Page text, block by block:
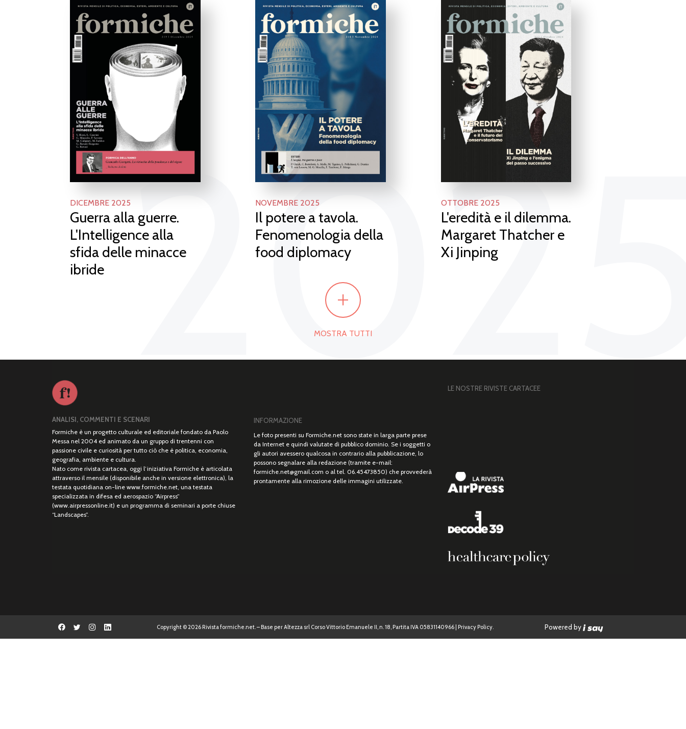
DICEMBRE 2025
Guerra alla guerre.
L'Intelligence alla
sfida delle minacce
ibride
NOVEMBRE 2025
Il potere a tavola.
Fenomenologia della
food diplomacy
OTTOBRE 2025
L'eredità e il dilemma.
Margaret Thatcher e
Xi Jinping
+
MOSTRA TUTTI
ANALISI, COMMENTI E SCENARI
Formiche è un progetto culturale ed editoriale fondato da Paolo
Messa nel 2004 ed animato da un gruppo di trentenni con
passione civile e curiosità per tutto ciò che è politica, economia,
geografia, ambiente e cultura.
Nato come rivista cartacea, oggi l’iniziativa Formiche è articolata
attraverso il mensile (disponibile anche in versione elettronica), la
testata quotidiana on-line www.formiche.net, una testata
specializzata in difesa ed aerospazio “Airpress”
(www.airpressonline.it) e un programma di seminari a porte chiuse
“Landscapes”.
INFORMAZIONE
Le foto presenti su Formiche.net sono state in larga parte prese
da Internet e quindi valutate di pubblico dominio. Se i soggetti o
gli autori avessero qualcosa in contrario alla pubblicazione, lo
possono segnalare alla redazione (tramite e-mail:
formiche.net@gmail.com o al tel. 06.45473850) che provvederà
prontamente alla rimozione delle immagini utilizzate.
LE NOSTRE RIVISTE CARTACEE